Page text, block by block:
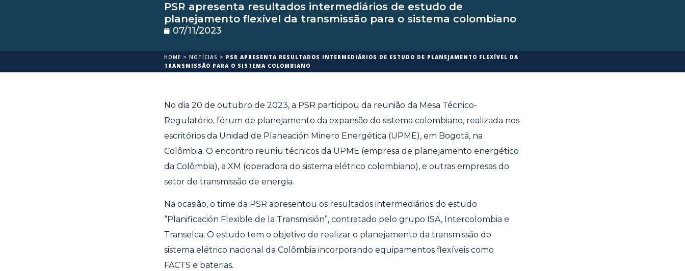
PSR apresenta resultados intermediários de estudo de
planejamento flexível da transmissão para o sistema colombiano
07/11/2023
HOME > NOTÍCIAS > PSR APRESENTA RESULTADOS INTERMEDIÁRIOS DE ESTUDO DE PLANEJAMENTO FLEXÍVEL DA
TRANSMISSÃO PARA O SISTEMA COLOMBIANO
No dia 20 de outubro de 2023, a PSR participou da reunião da Mesa Técnico-
Regulatório, fórum de planejamento da expansão do sistema colombiano, realizada nos
escritórios da Unidad de Planeación Minero Energética (UPME), em Bogotá, na
Colômbia. O encontro reuniu técnicos da UPME (empresa de planejamento energético
da Colômbia), a XM (operadora do sistema elétrico colombiano), e outras empresas do
setor de transmissão de energia.
Na ocasião, o time da PSR apresentou os resultados intermediários do estudo
“Planificación Flexible de la Transmisión”, contratado pelo grupo ISA, Intercolombia e
Transelca. O estudo tem o objetivo de realizar o planejamento da transmissão do
sistema elétrico nacional da Colômbia incorporando equipamentos flexíveis como
FACTS e baterias.